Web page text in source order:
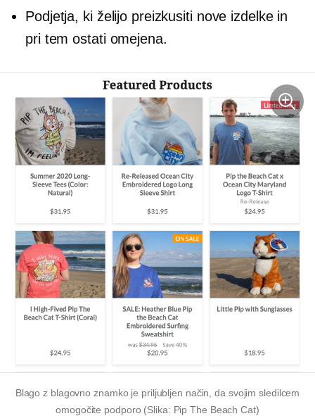
Podjetja, ki želijo preizkusiti nove izdelke in
pri tem ostati omejena.
Blago z blagovno znamko je priljubljen način, da svojim sledilcem
omogočite podporo (Slika: Pip The Beach Cat)